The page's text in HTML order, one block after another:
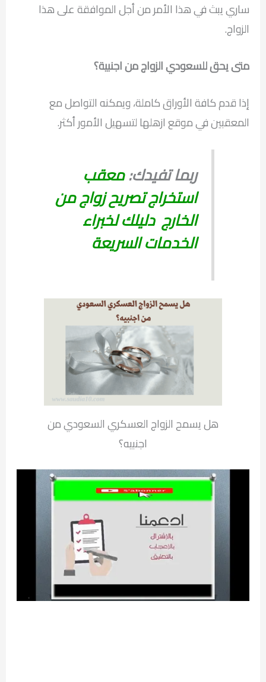
ساري يبث في هذا الأمر من أجل الموافقة على هذا
الزواج.
متى يحق للسعودي الزواج من اجنبية؟
إذا قدم كافة الأوراق كاملة، ويمكنه التواصل مع
المعقبين في موقع ازهلها لتسهيل الأمور أكثر.
ربما تفيدك:معقب
استخراج تصريح زواج من
الخارج دليلك لخبراء
الخدمات السريعة
هل يسمح الزواج العسكري السعودي من
اجنبيه؟